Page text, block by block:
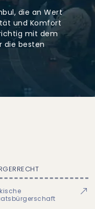
die an Wert
und Komfort
mit dem
die besten